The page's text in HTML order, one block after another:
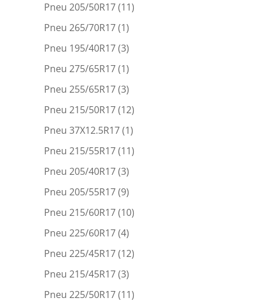
Pneu 205/50R17(11)
Pneu 265/70R17(1)
Pneu 195/40R17(3)
Pneu 275/65R17(1)
Pneu 255/65R17(3)
Pneu 215/50R17(12)
Pneu 37X12.5R17(1)
Pneu 215/55R17(11)
Pneu 205/40R17(3)
Pneu 205/55R17(9)
Pneu 215/60R17(10)
Pneu 225/60R17(4)
Pneu 225/45R17(12)
Pneu 215/45R17(3)
Pneu 225/50R17(11)